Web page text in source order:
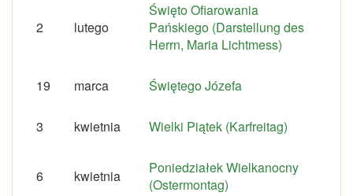
2 lutego
Święto Ofiarowania
Pańskiego (Darstellung des
Herrn, Maria Lichtmess)
19 marca Świętego Józefa
3 kwietnia Wielki Piątek (Karfreitag)
6 kwietnia
Poniedziałek Wielkanocny
(Ostermontag)